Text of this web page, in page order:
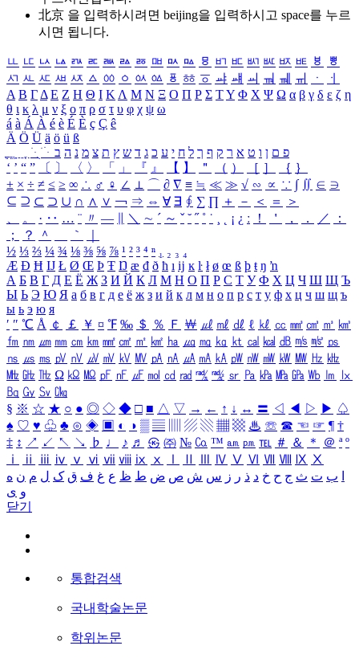
北京 을 입력하시려면 beijing을 입력하시고 space를 누르
시면 됩니다.
ㅥ ㅦ ㅧ ㅨ ㅩ ㅪ ㅫ ㅬ ㅭ ㅮ ㅯ ㅰ ㅱ ㅲ ㅳ ㅴ ㅵ ㅶ ㅷ ㅸ
ㅹ
ㅺ ㅻ ㅼ ㅽ ㅾ ㅿ ㆀ ㆁ ㆂ ㆃ ㆄ ㆅ ㆆ ㆇ ㆈ ㆉ ㆊ ㆋ ㆌ ㆍ
ㆎ
Α Β ΓΔ Ε Ζ Η Θ Ι ΚΛ Μ Ν Ξ Ο Π Ρ Σ ΤΥ Φ Χ Ψ Ω α β γ δ ε ζ η
θ ι κ λ μ ν ξ ο π ρ σ τ υ φ χ ψ ω
á à Á À é è É È ç Ç ê
Ä Ö Ü ä ö ü ß
ִֶֹ ֻּ ׁׂ פ ם ן ו ט א ר ק ף ך ל ח י ע כ ג ד ש ץ ת צ מ נ ה ב
‘ ’ “ ” 〔 〕 〈 〉 「 」 『 』 【 】 ＂ （ ） ［ ］ ｛ ｝
± × ÷ ≠ ≤ ≥ ∞ ∴ ♂ ♀ ∠ ⊥ ⌒ ∂ ∇ ≡ ≒ ≪ ≫ √ ∽ ∝ ∵ ∫ ∬ ∈ ∋
⊆ ⊇ ⊂ ⊃ ∪ ∩ ∧ ∨ ￢ ⇒ ⇔ ∀ ∃ ∮ ∑ ∏ ＋ － ＜ ＝
＞
、
。 · ‥ … ¨ 〃 ― ＼ ∼ ´ ～ ˇ ˘ ˝ ˚ ˙ ¸ ¡ ¿ ː ！ ＇ ， ． ／
：
；
？ ＾ ｀
½ ⅓ ⅔ ¼ ¾ ⅛ ⅜ ⅝ ⅞ ¹ ² ³ ⁴ ⁿ ₁ ₂ ₃ ₄
Æ Ð Ħ Ĳ Ł Ø Œ Þ Ŧ Ŋ æ đ ð ħ ı ĳ ĸ ŀ ł ø œ ß þ ŧ ŋ ŉ
А Б В Г Д Е Ё Ж З И Й К Л М Н О П Р С Т У Ф Х Ц Ч Ш Щ Ъ
Ы Ь Э Ю Я а б в г д е ё ж з и й к л м н о п р с т у ф х ц ч ш щ ъ
ы ь э ю я
′ ″ ℃ Å ￠ ￡ ￥ ¤ ℉ ‰ ＄ ％ Ｆ ￦ ㎕ ㎖ ㎗ ℓ ㎘ ㏄ ㎣ ㎤ ㎥ ㎦
㎙ ㎚ ㎛ ㎜ ㎝ ㎞ ㎟ ㎠ ㎡ ㎢ ㏊ ㎍ ㎎ ㎏ ㏏ ㎈ ㎉ ㏈ ㎧ ㎨ ㎰
㎱ ㎲ ㎳ ㎴ ㎵ ㎶ ㎷ ㎸ ㎹ ㎀ ㎁ ㎂ ㎃ ㎄ ㎺ ㎻ ㎽ ㎾ ㎿ ㎐ ㎑
㎒ ㎓ ㎔ Ω ㏀ ㏁ ㎊ ㎋ ㎌ ㏖ ㏅ ㎭ ㎮ ㎯ ㏛ ㎩ ㎪ ㎫ ㎬ ㏝ ㏐
㏓
㏃ ㏉ ㏜ ㏆
§ ※ ☆ ★ ○ ● ◎ ◇ ◆ □ ■ △ ▽ → ← ↑ ↓ ↔ 〓 ◁ ◀ ▷ ▶ ♤
♠ ♡ ♥ ♧ ♣ ⊙ ◈ ▣ ◐ ◑ ▒ ▤ ▨ ▧ ▦ ▩ ♨ ☏ ☎ ☜ ☞ ¶ †
‡ ↕ ↗ ↙ ↖ ↘ ♭ ♩ ♪ ♬ ㉿ ㈜ № ㏇ ™ ㏂ ㏘ ℡ ＃ ＆ ＊ ＠ ª º
ⅰ
ⅱ ⅲ ⅳ ⅴ ⅵ ⅶ ⅷ ⅸ ⅹ Ⅳ Ⅴ Ⅵ Ⅶ Ⅷ Ⅸ Ⅹ
ب ت ث ج ح خ د ذ ر ز س ش ص ض ط ظ ع غ ف ق ک ل م ن ه
و ی
닫기
통합검색
국내학술논문
학위논문